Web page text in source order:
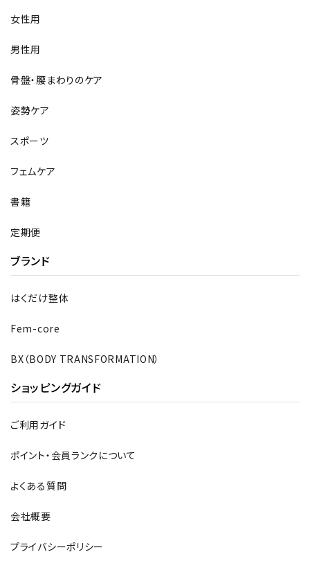
女性用
男性用
骨盤・腰まわりのケア
姿勢ケア
スポーツ
フェムケア
書籍
定期便
ブランド
はくだけ整体
Fem-core
BX（BODY TRANSFORMATION）
ショッピングガイド
ご利用ガイド
ポイント・会員ランクについて
よくある質問
会社概要
プライバシーポリシー